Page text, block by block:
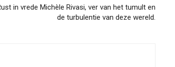
in vrede Michèle Rivasi, ver van het tumult en
de turbulentie van deze wereld.